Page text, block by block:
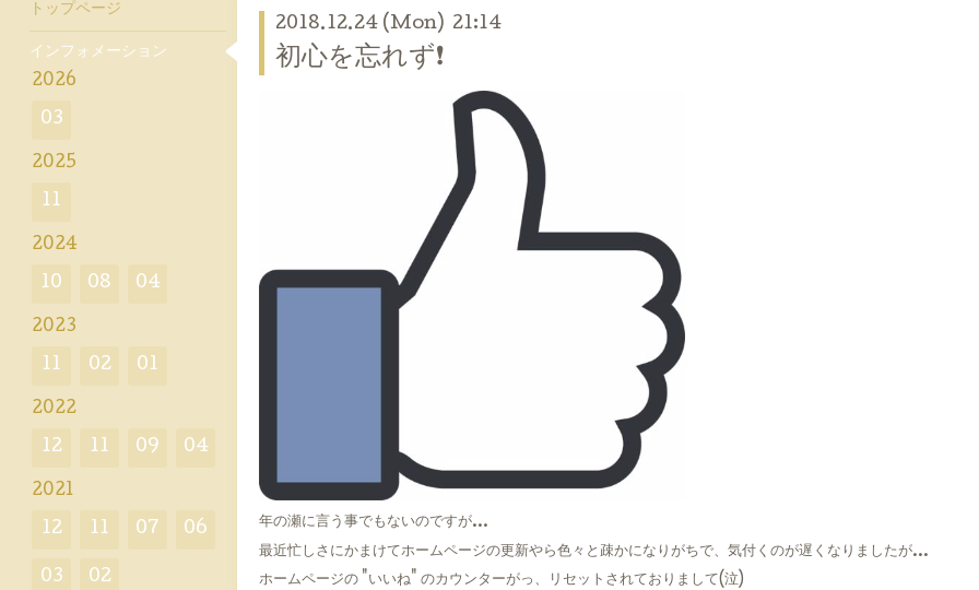
2018.12.24 (Mon) 21:14
初心を忘れず❗
年の瀬に言う事でもないのですが…
最近忙しさにかまけてホームページの更新やら色々と疎かになりがちで、気付くのが遅くなりましたが…
ホームページの "いいね" のカウンターがっ、リセットされておりまして(泣)
トップページ
インフォメーション
2026
03
2025
11
2024
10 08 04
2023
11 02 01
2022
12 11 09 04
2021
12 11 07 06
03 02